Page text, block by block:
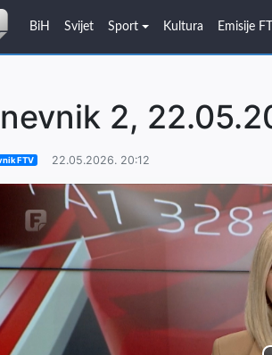
BiH Svijet Sport Kultura Emisije
2,
FTV 22.05.2026. 20:12